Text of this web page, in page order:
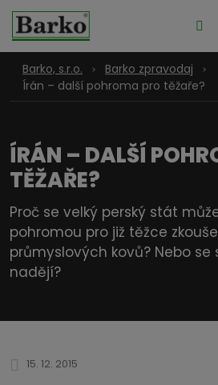
Barko, s.r.o.
Barko zpravodaj
Írán – další pohroma pro těžaře?
ÍRÁN – DALŠÍ
TĚŽAŘE?
Proč se velký perský stát
pohromou pro již těžce
průmyslových kovů? Nebo se
nadějí?
15. 12. 2015